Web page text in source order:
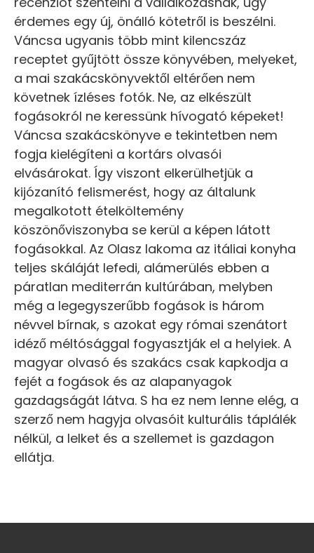
érdemes egy új, önálló kötetről is beszélni.
Váncsa ugyanis több mint kilencszáz
receptet gyűjtött össze könyvében, melyeket,
a mai szakácskönyvektől eltérően nem
követnek ízléses fotók. Ne, az elkészült
fogásokról ne keressünk hívogató képeket!
Váncsa szakácskönyve e tekintetben nem
fogja kielégíteni a kortárs olvasói
elvásárokat. Így viszont elkerülhetjük a
kijózanító felismerést, hogy az általunk
megalkotott ételköltemény
köszönőviszonyba se kerül a képen látott
fogásokkal. Az Olasz lakoma az itáliai konyha
teljes skáláját lefedi, alámerülés ebben a
páratlan mediterrán kultúrában, melyben
még a legegyszerűbb fogások is három
névvel bírnak, s azokat egy római szenátort
idéző méltósággal fogyasztják el a helyiek. A
magyar olvasó és szakács csak kapkodja a
fejét a fogások és az alapanyagok
gazdagságát látva. S ha ez nem lenne elég, a
szerző nem hagyja olvasóit kulturális táplálék
nélkül, a lelket és a szellemet is gazdagon
ellátja.